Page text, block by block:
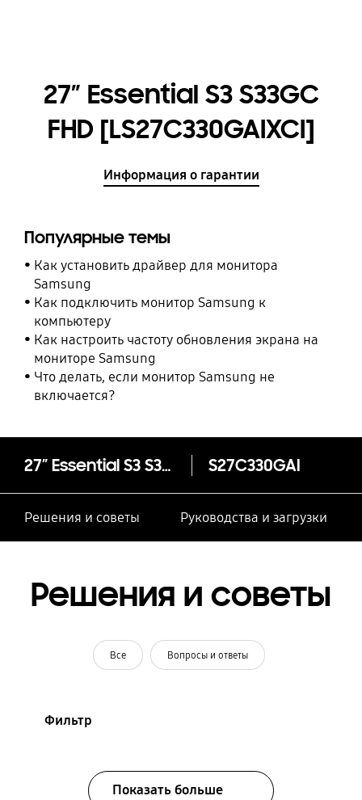
27” Essential S3 S33GC
FHD [LS27C330GAIXCI]
Информация о гарантии
Популярные темы
Как установить драйвер для монитора
Samsung
Как подключить монитор Samsung к
компьютеру
Как настроить частоту обновления экрана на
мониторе Samsung
Что делать, если монитор Samsung не
включается?
27” Essential S3 S33GC FHD S27C330GAI
Решения и советы Руководства и загрузки
Решения и советы
Все Вопросы и ответы
Фильтр
Показать больше